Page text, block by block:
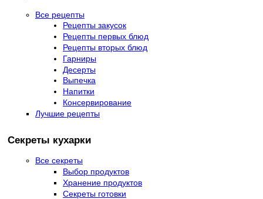
Все рецепты
Рецепты закусок
Рецепты первых блюд
Рецепты вторых блюд
Гарниры
Десерты
Выпечка
Напитки
Консервирование
Лучшие рецепты
Секреты кухарки
Все секреты
Выбор продуктов
Хранение продуктов
Секреты готовки